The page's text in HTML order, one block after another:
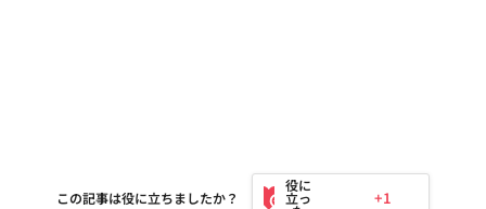
この記事は役に立ちましたか？ +1